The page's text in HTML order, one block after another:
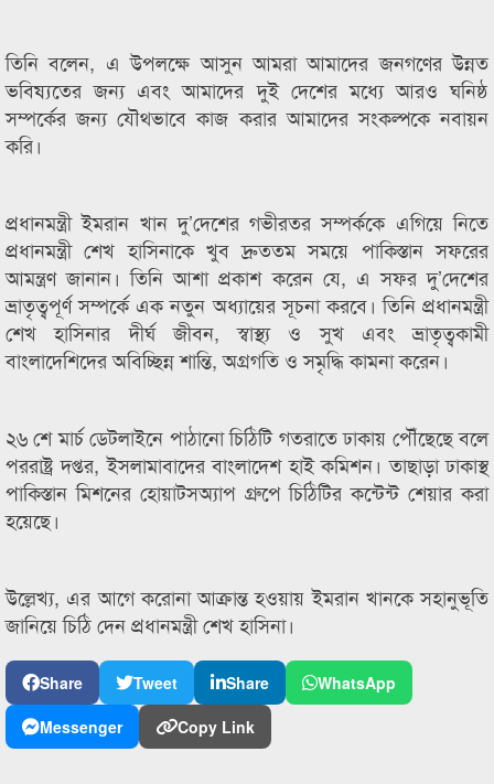
তিনি বলেন, এ উপলক্ষে আসুন আমরা আমাদের জনগণের উন্নত
ভবিষ্যতের জন্য এবং আমাদের দুই দেশের মধ্যে আরও ঘনিষ্ঠ
সম্পর্কের জন্য যৌথভাবে কাজ করার আমাদের সংকল্পকে নবায়ন
করি।
প্রধানমন্ত্রী ইমরান খান দু’দেশের গভীরতর সম্পর্ককে এগিয়ে নিতে
প্রধানমন্ত্রী শেখ হাসিনাকে খুব দ্রুততম সময়ে পাকিস্তান সফরের
আমন্ত্রণ জানান। তিনি আশা প্রকাশ করেন যে, এ সফর দু’দেশের
ভ্রাতৃত্বপূর্ণ সম্পর্কে এক নতুন অধ্যায়ের সূচনা করবে। তিনি প্রধানমন্ত্রী
শেখ হাসিনার দীর্ঘ জীবন, স্বাস্থ্য ও সুখ এবং ভ্রাতৃত্বকামী
বাংলাদেশিদের অবিচ্ছিন্ন শান্তি, অগ্রগতি ও সমৃদ্ধি কামনা করেন।
২৬ শে মার্চ ডেটলাইনে পাঠানো চিঠিটি গতরাতে ঢাকায় পৌঁছেছে বলে
পররাষ্ট্র দপ্তর, ইসলামাবাদের বাংলাদেশ হাই কমিশন। তাছাড়া ঢাকাস্থ
পাকিস্তান মিশনের হোয়াটসঅ্যাপ গ্রুপে চিঠিটির কন্টেন্ট শেয়ার করা
হয়েছে।
উল্লেখ্য, এর আগে করোনা আক্রান্ত হওয়ায় ইমরান খানকে সহানুভূতি
জানিয়ে চিঠি দেন প্রধানমন্ত্রী শেখ হাসিনা।
Share Tweet Share
WhatsApp
Messenger
Copy Link